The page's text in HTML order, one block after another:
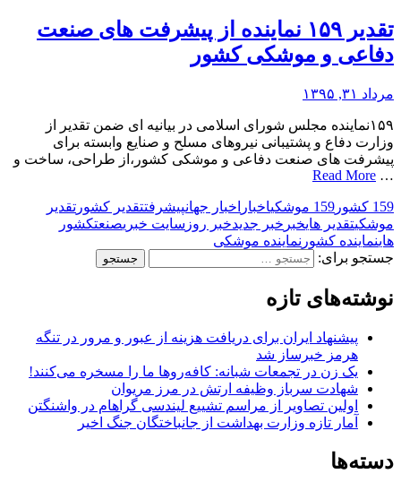
تقدیر ۱۵۹ نماینده از پیشرفت های صنعت
دفاعی و موشکی کشور
مرداد ۳۱, ۱۳۹۵
۱۵۹نماینده مجلس شورای اسلامی در بیانیه ای ضمن تقدیر از
وزارت دفاع و پشتیبانی نیروهای مسلح و صنایع وابسته برای
پیشرفت های صنعت دفاعی و موشکی کشور،از طراحی، ساخت و
…
Read More
159 کشور 159 موشکی اخبار اخبار جهانپیشرفتتقدیر کشور تقدیر
موشکیتقدیر هایخبر خبر جدیدخبر روز سایت خبریصنعتکشور
هاینماینده کشور نماینده موشکی
جستجو برای:
نوشته‌های تازه
پیشنهاد ایران برای دریافت هزینه از عبور و مرور در تنگه
هرمز خبرساز شد
یک زن در تجمعات شبانه: کافه‌روها ما را مسخره می‌کنند!
شهادت سرباز وظیفه ارتش در مرز مریوان
اولین تصاویر از مراسم تشییع لیندسی گراهام در واشنگتن
آمار تازه وزارت بهداشت از جانباختگان جنگ اخیر
دسته‌ها